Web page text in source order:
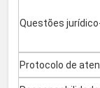
Questões
Protocolo de